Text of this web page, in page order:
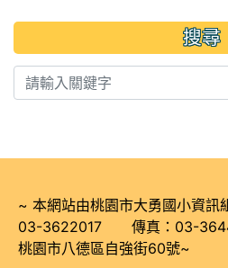
搜尋
~ 本網站由桃園市大勇國小資
03-3622017 傳真：03-
桃園市八德區自強街60號~